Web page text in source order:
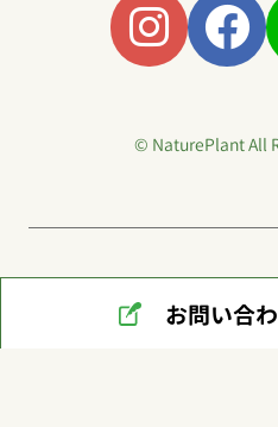
© NaturePlant All
お問い合